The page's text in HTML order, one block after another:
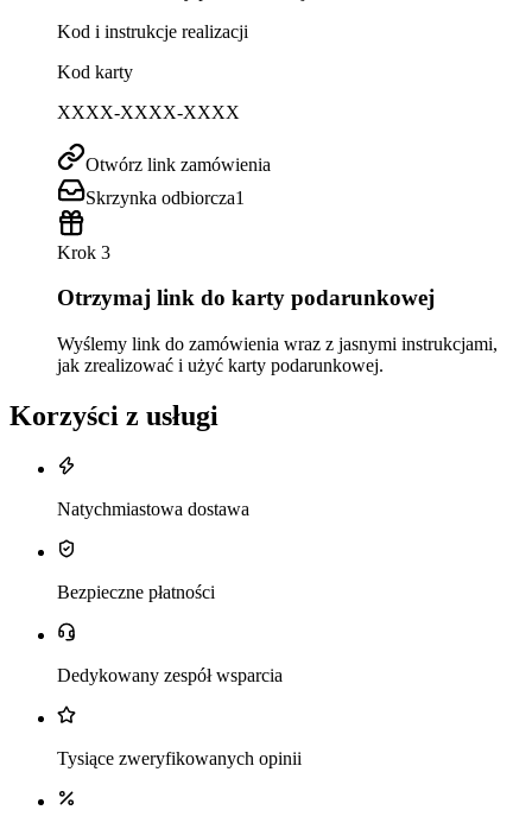
Kod i instrukcje realizacji
Kod karty
XXXX-XXXX-XXXX
Otwórz link zamówienia
Skrzynka odbiorcza1
Krok 3
Otrzymaj link do karty podarunkowej
Wyślemy link do zamówienia wraz z jasnymi instrukcjami,
jak zrealizować i użyć karty podarunkowej.
Korzyści z usługi
Natychmiastowa dostawa
Bezpieczne płatności
Dedykowany zespół wsparcia
Tysiące zweryfikowanych opinii